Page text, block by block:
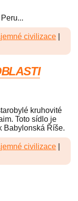
civilizace
kruhovité
Toto sídlo je
Babylonská Říše.
civilizace